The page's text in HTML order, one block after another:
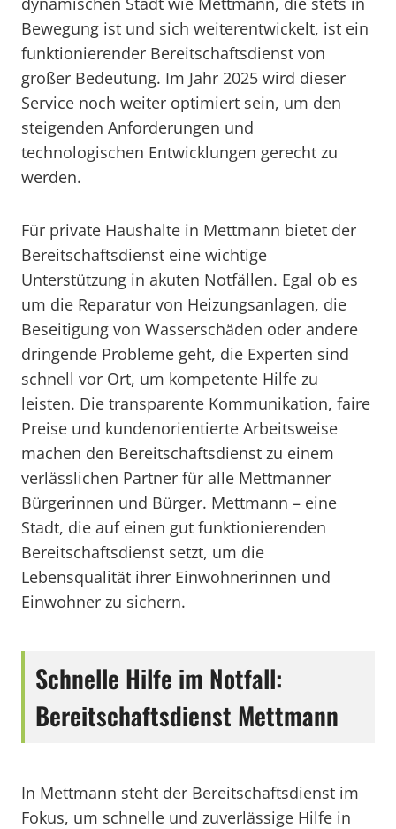
Bewegung ist und sich weiterentwickelt, ist ein
funktionierender Bereitschaftsdienst von
großer Bedeutung. Im Jahr 2025 wird dieser
Service noch weiter optimiert sein, um den
steigenden Anforderungen und
technologischen Entwicklungen gerecht zu
werden.
Für private Haushalte in Mettmann bietet der
Bereitschaftsdienst eine wichtige
Unterstützung in akuten Notfällen. Egal ob es
um die Reparatur von Heizungsanlagen, die
Beseitigung von Wasserschäden oder andere
dringende Probleme geht, die Experten sind
schnell vor Ort, um kompetente Hilfe zu
leisten. Die transparente Kommunikation, faire
Preise und kundenorientierte Arbeitsweise
machen den Bereitschaftsdienst zu einem
verlässlichen Partner für alle Mettmanner
Bürgerinnen und Bürger. Mettmann – eine
Stadt, die auf einen gut funktionierenden
Bereitschaftsdienst setzt, um die
Lebensqualität ihrer Einwohnerinnen und
Einwohner zu sichern.
Schnelle Hilfe im Notfall:
Bereitschaftsdienst Mettmann
In Mettmann steht der Bereitschaftsdienst im
Fokus, um schnelle und zuverlässige Hilfe in